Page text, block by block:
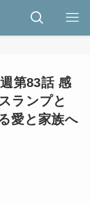
第83話 感
ランプと
愛と家族へ